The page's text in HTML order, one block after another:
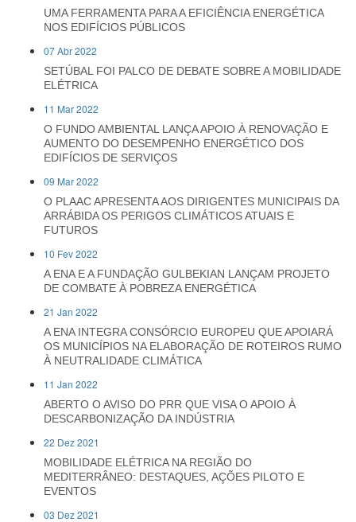
UMA FERRAMENTA PARA A EFICIÊNCIA ENERGÉTICA
NOS EDIFÍCIOS PÚBLICOS
07 Abr 2022
SETÚBAL FOI PALCO DE DEBATE SOBRE A MOBILIDADE
ELÉTRICA
11 Mar 2022
O FUNDO AMBIENTAL LANÇA APOIO À RENOVAÇÃO E
AUMENTO DO DESEMPENHO ENERGÉTICO DOS
EDIFÍCIOS DE SERVIÇOS
09 Mar 2022
O PLAAC APRESENTA AOS DIRIGENTES MUNICIPAIS DA
ARRÁBIDA OS PERIGOS CLIMÁTICOS ATUAIS E
FUTUROS
10 Fev 2022
A ENA E A FUNDAÇÃO GULBEKIAN LANÇAM PROJETO
DE COMBATE À POBREZA ENERGÉTICA
21 Jan 2022
A ENA INTEGRA CONSÓRCIO EUROPEU QUE APOIARÁ
OS MUNICÍPIOS NA ELABORAÇÃO DE ROTEIROS RUMO
À NEUTRALIDADE CLIMÁTICA
11 Jan 2022
ABERTO O AVISO DO PRR QUE VISA O APOIO À
DESCARBONIZAÇÃO DA INDÚSTRIA
22 Dez 2021
MOBILIDADE ELÉTRICA NA REGIÃO DO
MEDITERRÂNEO: DESTAQUES, AÇÕES PILOTO E
EVENTOS
03 Dez 2021